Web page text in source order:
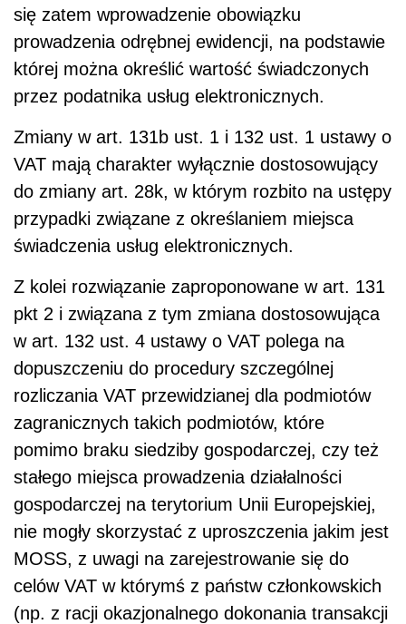
się zatem wprowadzenie obowiązku
prowadzenia odrębnej ewidencji, na podstawie
której można określić wartość świadczonych
przez podatnika usług elektronicznych.
Zmiany w art. 131b ust. 1 i 132 ust. 1 ustawy o
VAT mają charakter wyłącznie dostosowujący
do zmiany art. 28k, w którym rozbito na ustępy
przypadki związane z określaniem miejsca
świadczenia usług elektronicznych.
Z kolei rozwiązanie zaproponowane w art. 131
pkt 2 i związana z tym zmiana dostosowująca
w art. 132 ust. 4 ustawy o VAT polega na
dopuszczeniu do procedury szczególnej
rozliczania VAT przewidzianej dla podmiotów
zagranicznych takich podmiotów, które
pomimo braku siedziby gospodarczej, czy też
stałego miejsca prowadzenia działalności
gospodarczej na terytorium Unii Europejskiej,
nie mogły skorzystać z uproszczenia jakim jest
MOSS, z uwagi na zarejestrowanie się do
celów VAT w którymś z państw członkowskich
(np. z racji okazjonalnego dokonania transakcji